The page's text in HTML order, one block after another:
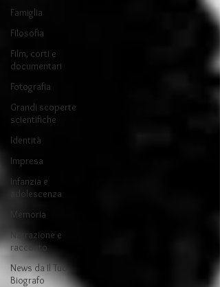
Famiglia
Filosofia
Film, corti e
documentari
Fotografia
Grandi scoperte
scientifiche
Identità
Impresa
Infanzia e
adolescenza
Memoria
Narrazione e
racconto
News da Il Tuo
Biografo